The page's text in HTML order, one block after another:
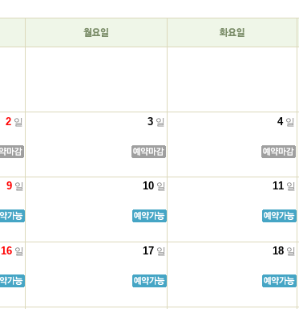
2 일 3 일 4 일
9 일 10 일 11 일
16 일 17 일 18 일